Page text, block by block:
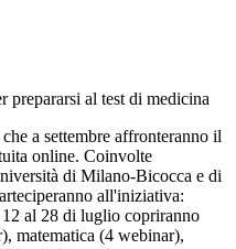
prepararsi al test di medicina
a settembre affronteranno il
online. Coinvolte
di Milano-Bicocca e di
all'iniziativa:
al 28 di luglio copriranno
matematica (4 webinar),